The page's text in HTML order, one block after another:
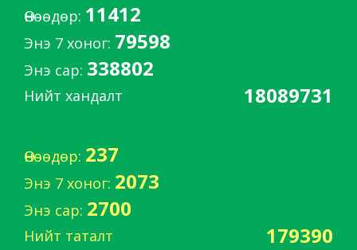
Өнөөдөр: 11412
Энэ 7 хоног: 79598
Энэ сар: 338802
Нийт хандалт 18089731
Өнөөдөр: 237
Энэ 7 хоног: 2073
Энэ сар: 2700
Нийт таталт 179390